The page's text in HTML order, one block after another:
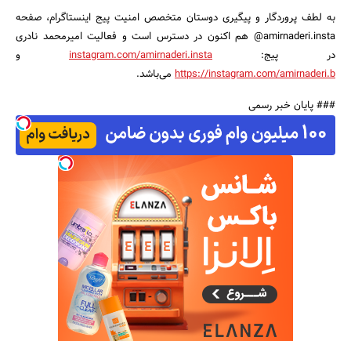
به لطف پروردگار و پیگیری‌ دوستان متخصص امنیت پیج اینستاگرام، صفحه
amirnaderi.insta@ هم اکنون در دسترس است و فعالیت امیرمحمد نادری
در پیج: instagram.com/amirnaderi.insta و
https://instagram.com/amirnaderi.b می‌باشد.
### پایان خبر رسمی